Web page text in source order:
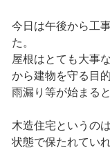
今日は午後から工
た。
屋根はとても大事
から建物を守る目
雨漏り等が始まる
木造住宅というの
状態で保たれてい